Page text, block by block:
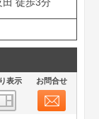
田 徒歩3分
表示 お問合せ